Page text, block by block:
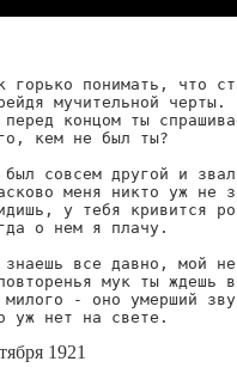
горько понимать, что
мучительной черты.
перед концом ты
кем не был ты?
был совсем другой и
меня никто уж не
у тебя кривится
о нем я плачу.
знаешь все давно, мой
мук ты ждешь
- оно умерший
уж нет на свете.
1921